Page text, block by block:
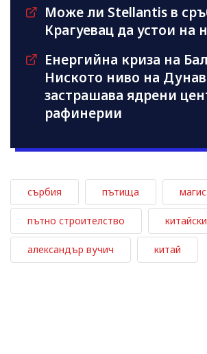
Може ли Stellantis в
Крагуевац да устои на
Енергийна криза на
Ниското ниво на Дунав
застрашава ядрени
рафинерии
сърбия пътища
пътно строителство
александър вучич китай